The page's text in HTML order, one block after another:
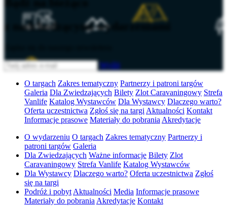
z nadchodzącymi wydarzeniami
Wyślij
O targach Zakres tematyczny Partnerzy i patroni targów
Galeria Dla Zwiedzających Bilety Zlot Caravaningowy Strefa
Vanlife Katalog Wystawców Dla Wystawcy Dlaczego warto?
Oferta uczestnictwa Zgłoś się na targiAktualności Kontakt
Informacje prasowe Materiały do pobraniaAkredytacje
O wydarzeniu O targach Zakres tematyczny Partnerzy i
patroni targów Galeria
Dla Zwiedzających Ważne informacje Bilety Zlot
Caravaningowy Strefa Vanlife Katalog Wystawców
Dla Wystawcy Dlaczego warto? Oferta uczestnictwa Zgłoś
się na targi
Podróż i pobytAktualności Media Informacje prasowe
Materiały do pobraniaAkredytacje Kontakt